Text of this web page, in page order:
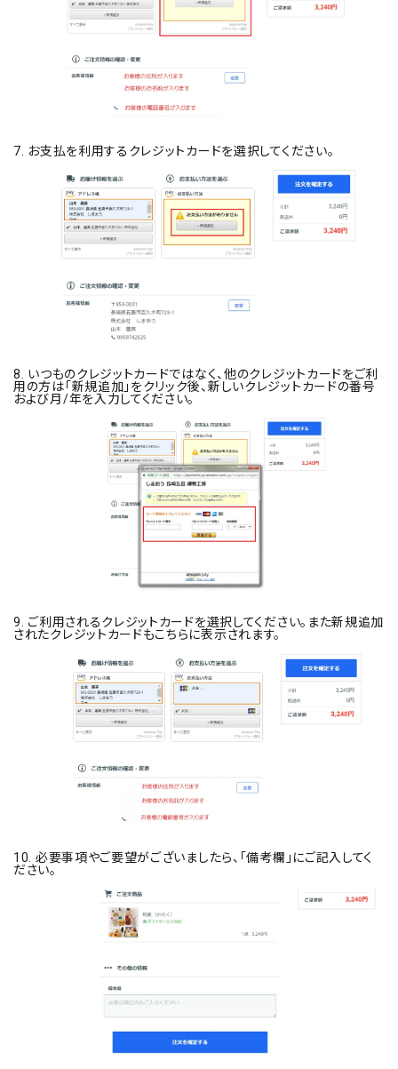
7. お支払を利用するクレジットカードを選択してください。
8. いつものクレジットカードではなく、他のクレジットカードをご利
用の方は「新規追加」をクリック後、新しいクレジットカードの番号
および月/年を入力してください。
9. ご利用されるクレジットカードを選択してください。また新規追加
されたクレジットカードもこちらに表示されます。
10. 必要事項やご要望がございましたら、「備考欄」にご記入してく
ださい。